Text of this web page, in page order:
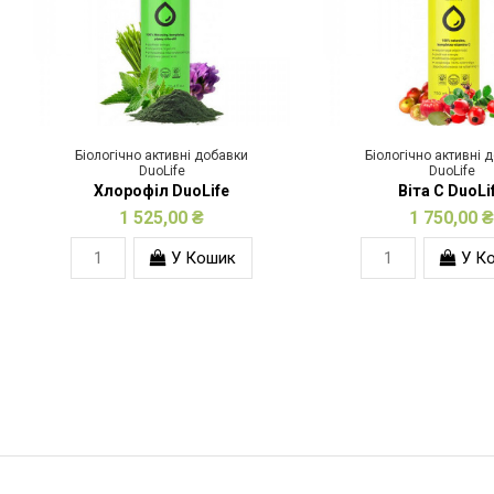
Біологічно активні добавки
DuoLife
Хлорофіл DuoLife
1 525,00 ₴
У Кошик
Біологічно активні
DuoLife
Віта С
1 750,00 ₴
У